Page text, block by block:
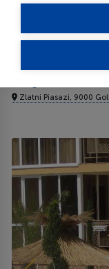
Joya Park
Zlatni Piasazi, 9000